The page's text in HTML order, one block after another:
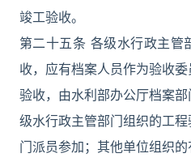
竣工验收。
第二十五条 各级水行政主管
收，应有档案人员作为验收
验收，由水利部办公厅档案
级水行政主管部门组织的工
门派员参加；其他单位组织